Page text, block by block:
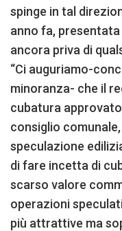
spinge in tal
anno fa, presentata
ancora priva di
“Ci auguriamo-
minoranza- che il
cubatura
consiglio
speculazione
di fare incetta di
scarso valore
operazioni
più attrattive ma